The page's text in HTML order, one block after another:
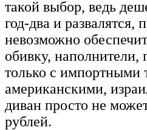
такой выбор, ведь
год-два и развалятся,
невозможно
обивку,
только с
американскими,
диван просто не
рублей.